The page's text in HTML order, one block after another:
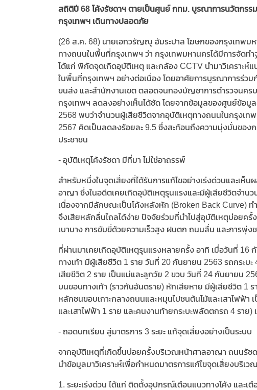
สถิติปี 68 โค้งรัชดาฯ ตายเป็นศูนย์ กทม. บูรณาการนวัตกรร
กรุงเทพฯ เดินทางปลอดภัย
(26 ส.ค. 68) นายเอกวรัญญู อัมระปาล โฆษกของกรุงเทพม
ทางถนนในพื้นที่กรุงเทพฯ ว่า กรุงเทพมหานครได้มีการจัดท
ได้แก่ พิกัดจุดเกิดอุบัติเหตุ และกล้อง CCTV นำมาวิเคราะห์
ในพื้นที่กรุงเทพฯ อย่างต่อเนื่อง โดยอาศัยการบูรณาการร่ว
ขนส่ง และสำนักงานเขต ตลอดจนกองบัญชาการตำรวจนคร
กรุงเทพฯ ลดลงอย่างเห็นได้ชัด โดยจากข้อมูลของศูนย์ข้อ
2568 พบว่าจำนวนผู้เสียชีวิตจากอุบัติเหตุทางถนนในกรุงเท
2567 คิดเป็นลดลงร้อยละ 9.5 ซึ่งสะท้อนถึงความมุ่งมั่นของ
ประชาชน
- อุบัติเหตุโค้งรัชดา มีที่มา ไม่ใช่อาถรรพ์
สำหรับหนึ่งในจุดเสี่ยงที่ได้รับการแก้ไขอย่างเร่งด่วนและเห็
อาญา ซึ่งในอดีตเคยเกิดอุบัติเหตุรุนแรงและมีผู้เสียชีวิตจำ
เนื่องจากมีลักษณะเป็นโค้งหลังหัก (Broken Back Curve) ท
จึงเสียหลักลื่นไถลได้ง่าย ปัจจัยร่วมที่นำไปสู่อุบัติเหตุบ่อยครั้
เบาบาง การขับขี่ด้วยความเร็วสูง ฝนตก ถนนลื่น และการพุ่ง
ที่ผ่านมาเคยเกิดอุบัติเหตุรุนแรงหลายครั้ง อาทิ เมื่อวันที่ 16
ทางเท้า มีผู้เสียชีวิต 1 ราย วันที่ 20 กันยายน 2563 รถกระบ
เสียชีวิต 2 ราย เป็นแม่และลูกวัย 2 ขวบ วันที่ 24 กันยายน
บนขอบทางเท้า (ราวกันอันตราย) หักเสียหาย มีผู้เสียชีวิต 1
หลักชนขอบเกาะกลางถนนและหมุนไปชนต้นไม้และเสาไฟฟ้
และเสาไฟฟ้า 1 ราย และคนงานท้ายกระบะพลัดตกรถ 4 ราย)
- ถอดบทเรียน สู่มาตรการ 3 ระยะ แก้จุดเสี่ยงอย่างเป็นระบบ
จากอุบัติเหตุที่เกิดขึ้นบ่อยครั้งบริเวณหน้าศาลอาญา ถนนรัช
นำข้อมูลมาวิเคราะห์เพื่อกำหนดมาตรการแก้ไขจุดเสี่ยงบริเ
1. ระยะเร่งด่วน ได้แก่ ติดตั้งอุปกรณ์เตือนแนวทางโค้ง และ